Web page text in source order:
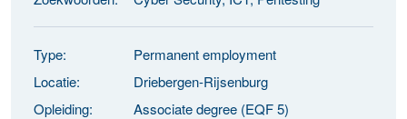
Type:
Permanent employment
Locatie:
Driebergen-Rijsenburg
Opleiding:
Associate degree (EQF 5)